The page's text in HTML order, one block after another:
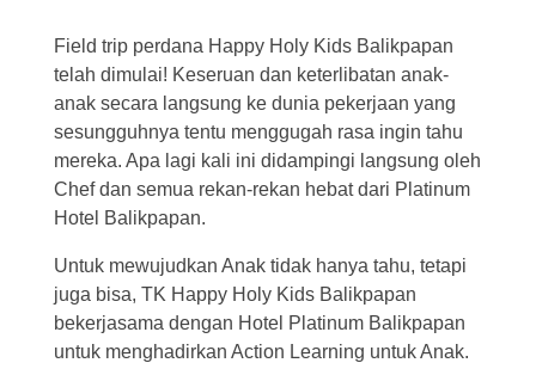
Field trip perdana Happy Holy Kids Balikpapan
telah dimulai! Keseruan dan keterlibatan anak-
anak secara langsung ke dunia pekerjaan yang
sesungguhnya tentu menggugah rasa ingin tahu
mereka. Apa lagi kali ini didampingi langsung oleh
Chef dan semua rekan-rekan hebat dari Platinum
Hotel Balikpapan.
Untuk mewujudkan Anak tidak hanya tahu, tetapi
juga bisa, TK Happy Holy Kids Balikpapan
bekerjasama dengan Hotel Platinum Balikpapan
untuk menghadirkan Action Learning untuk Anak.